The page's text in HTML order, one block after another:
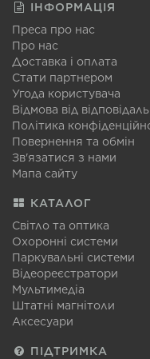
ІНФОРМАЦІЯ
Преса про нас
Про нас
Доставка і оплата
Стати партнером
Угода користувача
Відмова від
Політика
Повернення та обмін
Зв'язатися з нами
Мапа сайту
КАТАЛОГ
Світло та оптика
Охоронні системи
Паркувальні системи
Відеореєстратори
Мультимедіа
Штатні магнітоли
Аксесуари
ПІДТРИМКА